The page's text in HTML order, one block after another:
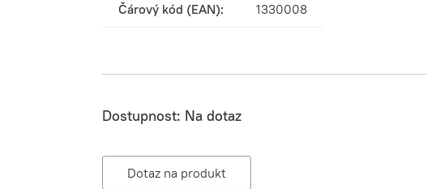
Čárový kód (EAN): 1330008
Dostupnost: Na dotaz
Dotaz na produkt